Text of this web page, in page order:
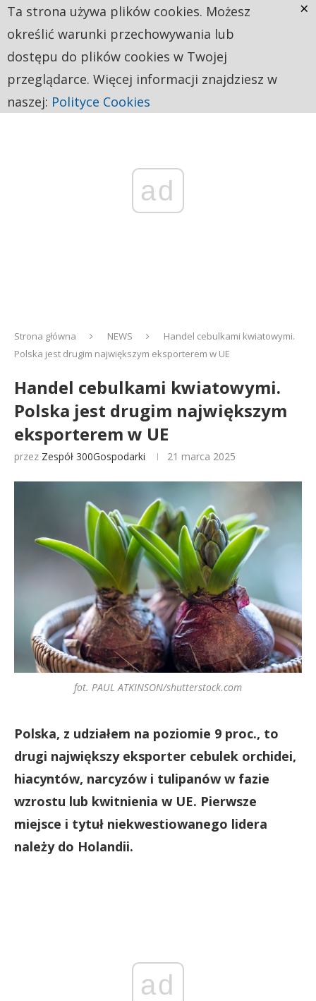
ad
Strona główna NEWS
Handel cebulkami kwiatowymi.
Polska jest drugim największym eksporterem w UE
Handel cebulkami kwiatowymi.
Polska jest drugim największym
eksporterem w UE
przez Zespół 300Gospodarki 21 marca 2025
fot. PAUL ATKINSON/shutterstock.com
Polska, z udziałem na poziomie 9 proc., to
drugi największy eksporter cebulek orchidei,
hiacyntów, narcyzów i tulipanów w fazie
wzrostu lub kwitnienia w UE. Pierwsze
miejsce i tytuł niekwestiowanego lidera
należy do Holandii.
ad
Ta strona używa plików cookies. Możesz
określić warunki przechowywania lub
dostępu do plików cookies w Twojej
przeglądarce. Więcej informacji znajdziesz w
naszej: Polityce Cookies
×